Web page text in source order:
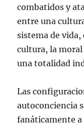
combatidos y
entre una
sistema de vida,
cultura, la
una totalidad
Las
autoconciencia
fanáticamente a